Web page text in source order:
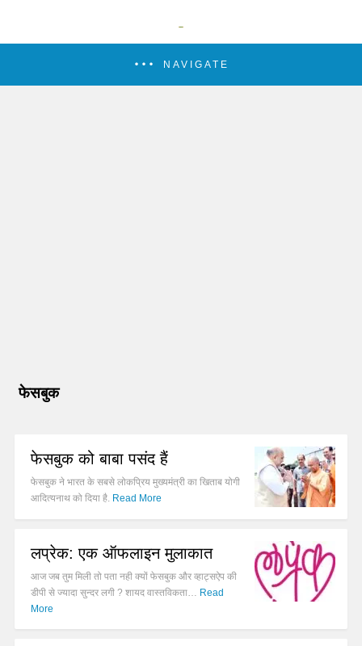
NAVIGATE
फेसबुक
फेसबुक को बाबा पसंद हैं
फेसबुक ने भारत के सबसे लोकप्रिय मुख्यमंत्री का खिताब योगी
आदित्यनाथ को दिया है. Read More
लप्रेक: एक ऑफलाइन मुलाकात
आज जब तुम मिली तो पता नही क्यों फेसबुक और व्हाट्सऐप की
डीपी से ज्यादा सुन्दर लगी ? शायद वास्तविकता… Read
More